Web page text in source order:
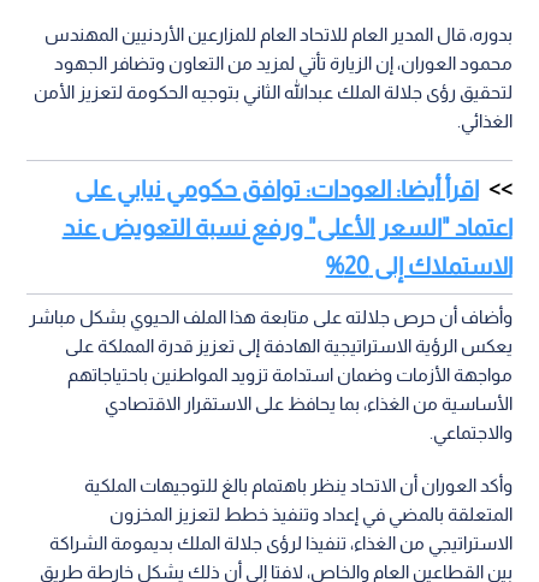
بدوره، قال المدير العام للاتحاد العام للمزارعين الأردنيين المهندس
محمود العوران، إن الزيارة تأتي لمزيد من التعاون وتضافر الجهود
لتحقيق رؤى جلالة الملك عبدالله الثاني بتوجيه الحكومة لتعزيز الأمن
الغذائي.
اقرأ أيضا: العودات: توافق حكومي نيابي على
اعتماد "السعر الأعلى" ورفع نسبة التعويض عند
الاستملاك إلى 20%
وأضاف أن حرص جلالته على متابعة هذا الملف الحيوي بشكل مباشر
يعكس الرؤية الاستراتيجية الهادفة إلى تعزيز قدرة المملكة على
مواجهة الأزمات وضمان استدامة تزويد المواطنين باحتياجاتهم
الأساسية من الغذاء، بما يحافظ على الاستقرار الاقتصادي
والاجتماعي.
وأكد العوران أن الاتحاد ينظر باهتمام بالغ للتوجيهات الملكية
المتعلقة بالمضي في إعداد وتنفيذ خطط لتعزيز المخزون
الاستراتيجي من الغذاء، تنفيذا لرؤى جلالة الملك بديمومة الشراكة
بين القطاعين العام والخاص، لافتا إلى أن ذلك يشكل خارطة طريق